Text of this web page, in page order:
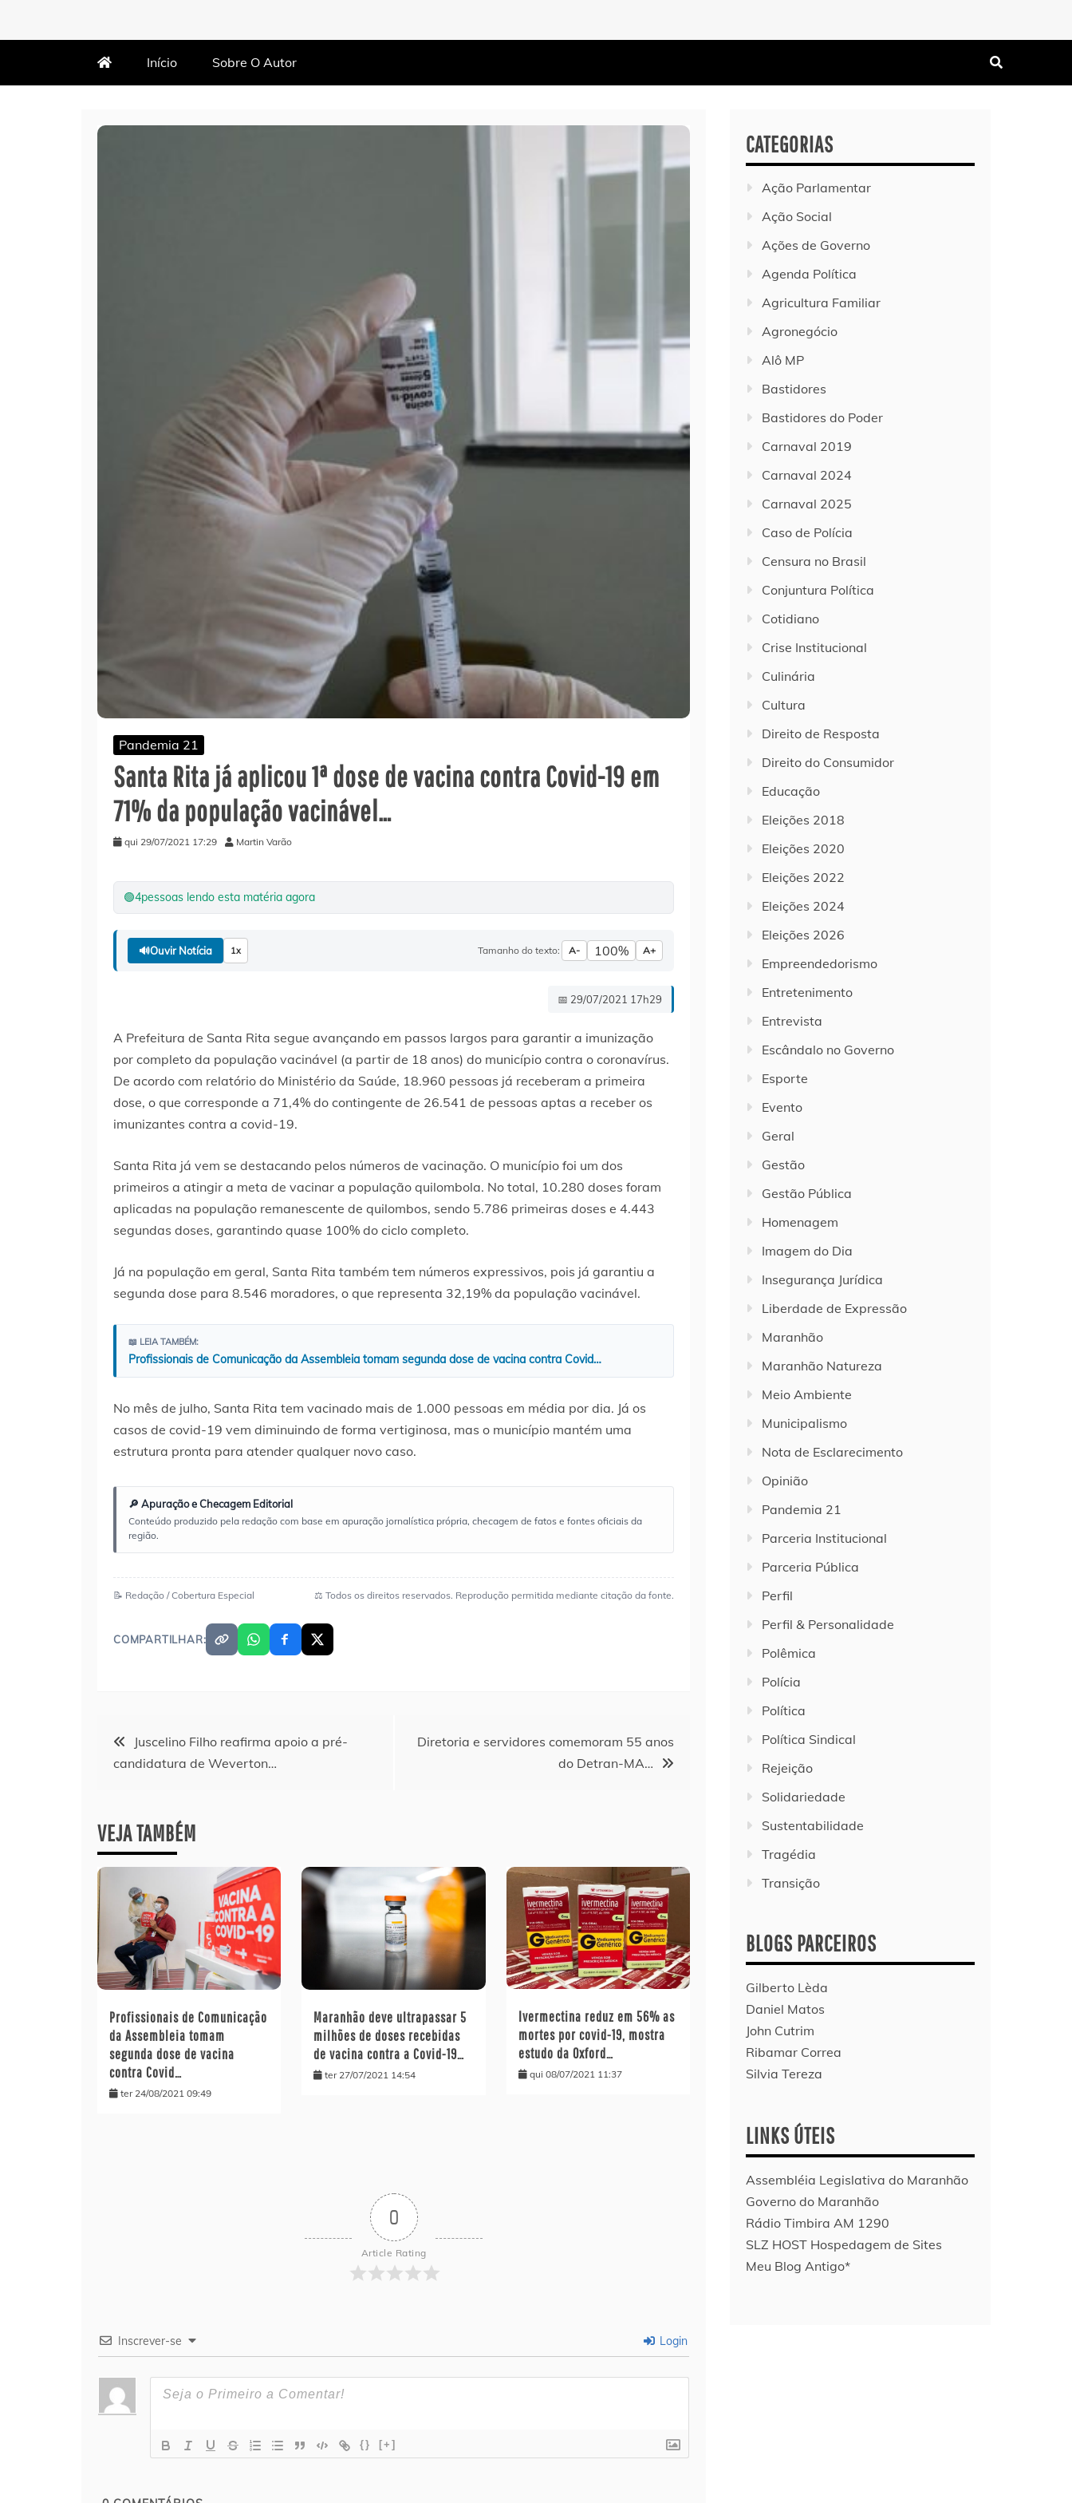
Início Sobre O Autor
Pandemia 21
Santa Rita já aplicou 1ª dose de vacina contra Covid-19 em
71% da população vacinável…
qui 29/07/2021 17:29 Martin Varão
🟢4pessoas lendo esta matéria agora
🔊Ouvir Notícia 1x Tamanho do texto: A- 100% A+
📅 29/07/2021 17h29
A Prefeitura de Santa Rita segue avançando em passos largos para garantir a imunização
por completo da população vacinável (a partir de 18 anos) do município contra o coronavírus.
De acordo com relatório do Ministério da Saúde, 18.960 pessoas já receberam a primeira
dose, o que corresponde a 71,4% do contingente de 26.541 de pessoas aptas a receber os
imunizantes contra a covid-19.
Santa Rita já vem se destacando pelos números de vacinação. O município foi um dos
primeiros a atingir a meta de vacinar a população quilombola. No total, 10.280 doses foram
aplicadas na população remanescente de quilombos, sendo 5.786 primeiras doses e 4.443
segundas doses, garantindo quase 100% do ciclo completo.
Já na população em geral, Santa Rita também tem números expressivos, pois já garantiu a
segunda dose para 8.546 moradores, o que representa 32,19% da população vacinável.
📖 LEIA TAMBÉM:
Profissionais de Comunicação da Assembleia tomam segunda dose de vacina contra Covid…
No mês de julho, Santa Rita tem vacinado mais de 1.000 pessoas em média por dia. Já os
casos de covid-19 vem diminuindo de forma vertiginosa, mas o município mantém uma
estrutura pronta para atender qualquer novo caso.
🔎 Apuração e Checagem Editorial
Conteúdo produzido pela redação com base em apuração jornalística própria, checagem de fatos e fontes oficiais da
região.
📝 Redação / Cobertura Especial ⚖️ Todos os direitos reservados. Reprodução permitida mediante citação da fonte.
COMPARTILHAR:
Navegação
Post
Juscelino Filho reafirma apoio a pré-
candidatura de Weverton…
Diretoria e servidores comemoram 55 anos
do Detran-MA…
VEJA TAMBÉM
Profissionais de Comunicação
da Assembleia tomam
segunda dose de vacina
contra Covid…
ter 24/08/2021 09:49
Maranhão deve ultrapassar 5
milhões de doses recebidas
de vacina contra a Covid-19…
ter 27/07/2021 14:54
Ivermectina reduz em 56% as
mortes por covid-19, mostra
estudo da Oxford…
qui 08/07/2021 11:37
0
Article Rating
Inscrever-se Login
{} [+]
CATEGORIAS
Ação Parlamentar
Ação Social
Ações de Governo
Agenda Política
Agricultura Familiar
Agronegócio
Alô MP
Bastidores
Bastidores do Poder
Carnaval 2019
Carnaval 2024
Carnaval 2025
Caso de Polícia
Censura no Brasil
Conjuntura Política
Cotidiano
Crise Institucional
Culinária
Cultura
Direito de Resposta
Direito do Consumidor
Educação
Eleições 2018
Eleições 2020
Eleições 2022
Eleições 2024
Eleições 2026
Empreendedorismo
Entretenimento
Entrevista
Escândalo no Governo
Esporte
Evento
Geral
Gestão
Gestão Pública
Homenagem
Imagem do Dia
Insegurança Jurídica
Liberdade de Expressão
Maranhão
Maranhão Natureza
Meio Ambiente
Municipalismo
Nota de Esclarecimento
Opinião
Pandemia 21
Parceria Institucional
Parceria Pública
Perfil
Perfil & Personalidade
Polêmica
Polícia
Política
Política Sindical
Rejeição
Solidariedade
Sustentabilidade
Tragédia
Transição
BLOGS PARCEIROS
Gilberto Lèda
Daniel Matos
John Cutrim
Ribamar Correa
Silvia Tereza
LINKS ÚTEIS
Assembléia Legislativa do Maranhão
Governo do Maranhão
Rádio Timbira AM 1290
SLZ HOST Hospedagem de Sites
Meu Blog Antigo*